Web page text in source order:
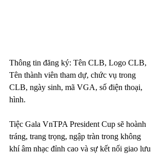
Thông tin đăng ký: Tên CLB, Logo CLB,
Tên thành viên tham dự, chức vụ trong
CLB, ngày sinh, mã VGA, số điện thoại,
hình.
Tiệc Gala VnTPA President Cup sẽ hoành
tráng, trang trọng, ngập tràn trong không
khí âm nhạc đỉnh cao và sự kết nối giao lưu